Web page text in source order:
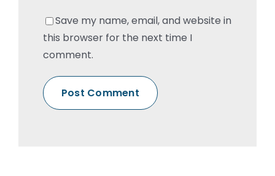
Save my name, email, and website in
this browser for the next time I
comment.